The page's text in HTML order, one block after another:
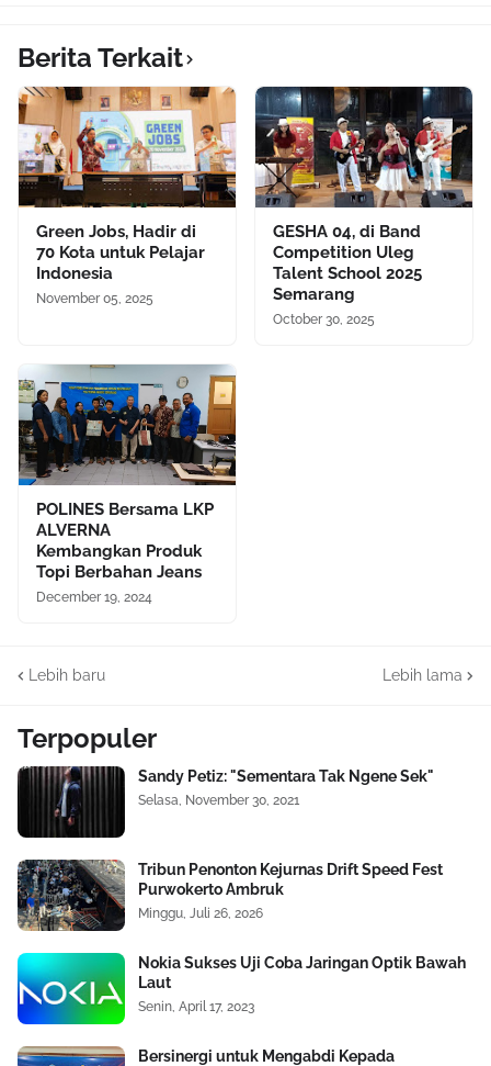
Berita Terkait
Green Jobs, Hadir di
70 Kota untuk Pelajar
Indonesia
November 05, 2025
GESHA 04, di Band
Competition Uleg
Talent School 2025
Semarang
October 30, 2025
POLINES Bersama LKP
ALVERNA
Kembangkan Produk
Topi Berbahan Jeans
December 19, 2024
Lebih baru Lebih lama
Terpopuler
Sandy Petiz: "Sementara Tak Ngene Sek"
Selasa, November 30, 2021
Tribun Penonton Kejurnas Drift Speed Fest
Purwokerto Ambruk
Minggu, Juli 26, 2026
Nokia Sukses Uji Coba Jaringan Optik Bawah
Laut
Senin, April 17, 2023
Bersinergi untuk Mengabdi Kepada